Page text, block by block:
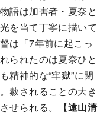
語は加害者・夏奈と
を当て丁寧に描いて
は「7年前に起こっ
られたのは夏奈ひと
精神的な“牢獄”に閉
赦されることの大き
せられる。
【遠山清